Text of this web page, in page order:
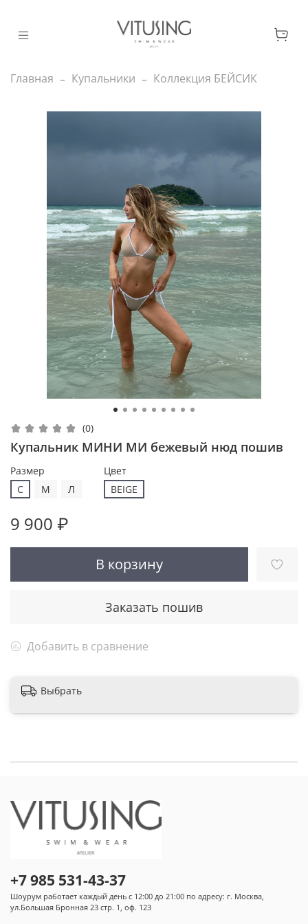
Главная Купальники Коллекция БЕЙСИК
(0)
Купальник МИНИ МИ бежевый нюд пошив
Размер
С
M Л
Цвет
BEIGE
9 900 ₽
В корзину
Заказать пошив
Добавить в сравнение
Выбрать
+7 985 531-43-37
Шоурум работает каждый день с 12:00 до 21:00 по адресу: г. Москва,
ул.Большая Бронная 23 стр. 1, оф. 123